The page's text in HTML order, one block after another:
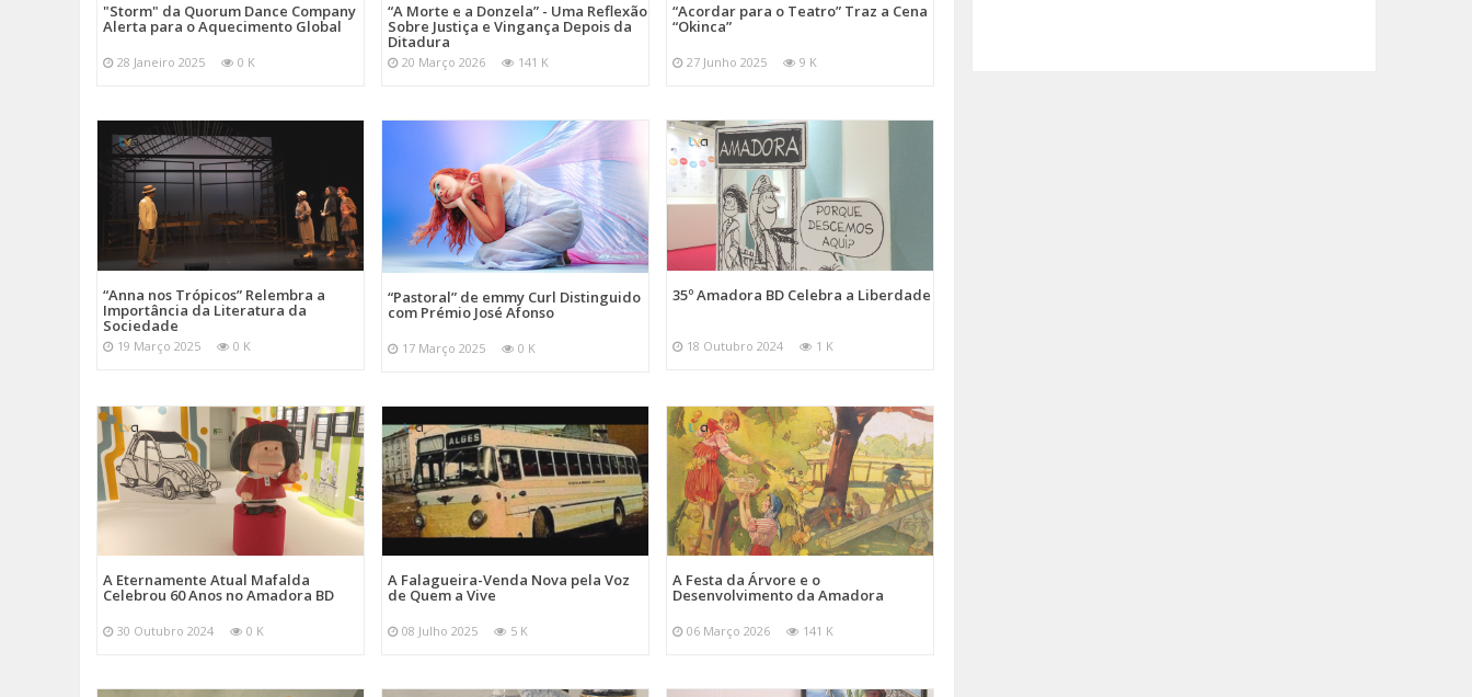
"Storm" da Quorum Dance Company
Alerta para o Aquecimento Global
28 Janeiro 2025 0 K
“A Morte e a Donzela” - Uma Reflexão
Sobre Justiça e Vingança Depois da
Ditadura
20 Março 2026 141 K
“Acordar para o Teatro” Traz a Cena
“Okinca”
27 Junho 2025 9 K
“Anna nos Trópicos” Relembra a
Importância da Literatura da
Sociedade
19 Março 2025 0 K
“Pastoral” de emmy Curl Distinguido
com Prémio José Afonso
17 Março 2025 0 K
35º Amadora BD Celebra a Liberdade
18 Outubro 2024 1 K
A Eternamente Atual Mafalda
Celebrou 60 Anos no Amadora BD
30 Outubro 2024 0 K
A Falagueira-Venda Nova pela Voz
de Quem a Vive
08 Julho 2025 5 K
A Festa da Árvore e o
Desenvolvimento da Amadora
06 Março 2026 141 K